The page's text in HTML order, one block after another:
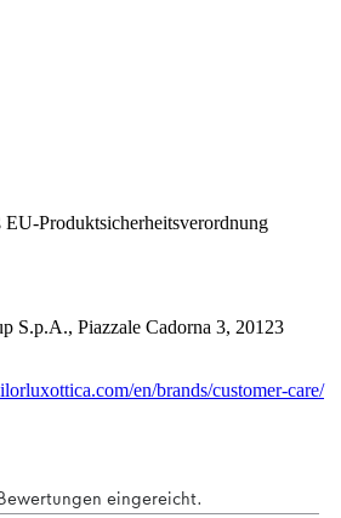
EU-Produktsicherheitsverordnung
S.p.A., Piazzale Cadorna 3, 20123
en/brands/customer-care/